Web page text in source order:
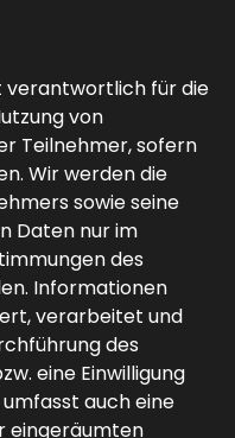
verantwortlich für die
von
Teilnehmer, sofern
Wir werden die
sowie seine
Daten nur im
des
Informationen
verarbeitet und
des
eine Einwilligung
auch eine
eingeräumten